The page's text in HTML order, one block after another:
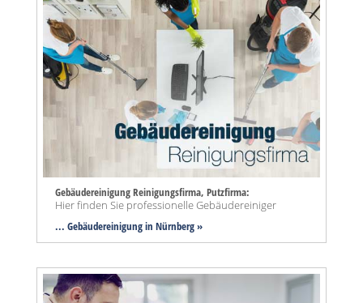
Gebäudereinigung Reinigungsfirma, Putzfirma:
Hier finden Sie professionelle Gebäudereiniger
... Gebäudereinigung in Nürnberg »